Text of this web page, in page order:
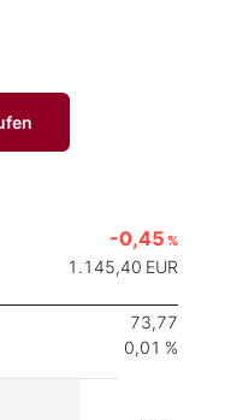
-0,45 %
1.145,40 EUR
73,77
0,01 %